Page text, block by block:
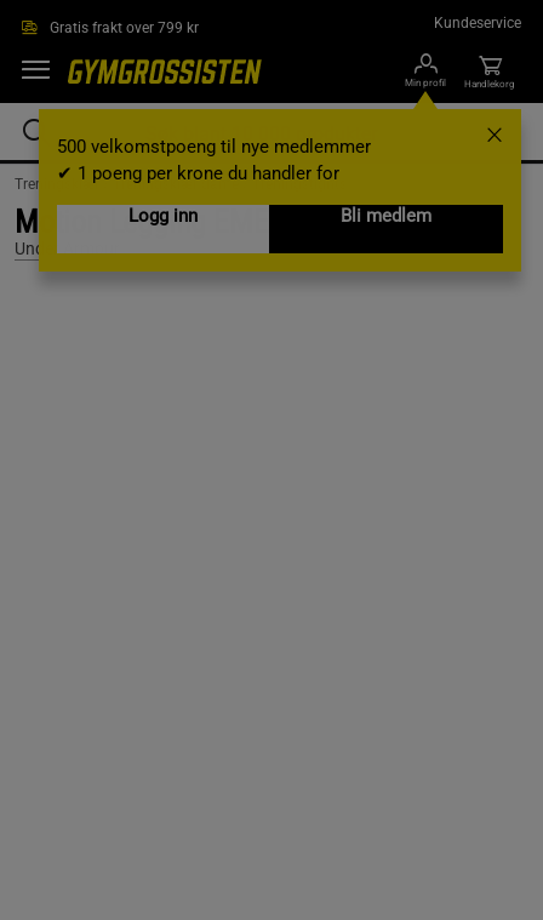
Gratis frakt over 799 kr Kundeservice
Min profil
500 velkomstpoeng til nye medlemmer
✔ 1 poeng per krone du handler for
Logg inn
Bli medlem
Handlekorg
Treningsklær / Treningsklær dame / Treningstights
Motion Legging EMEA, Black, L
Under Armour